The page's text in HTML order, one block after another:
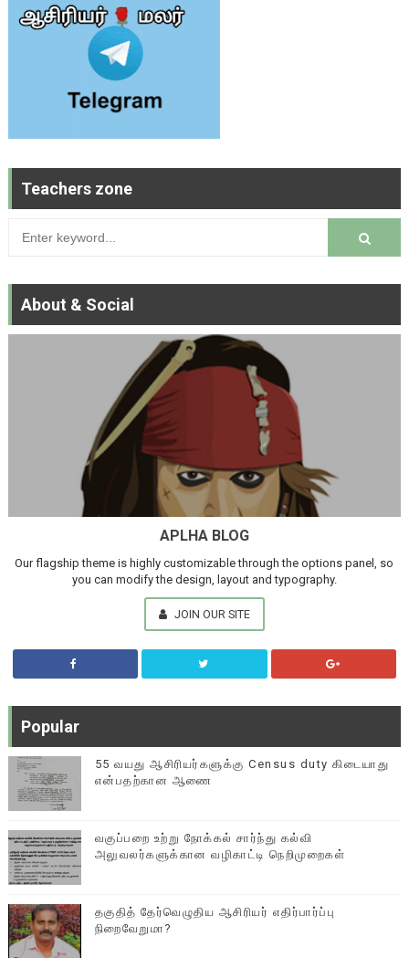
Teachers zone
About & Social
APLHA BLOG
Our flagship theme is highly customizable through the options panel, so
you can modify the design, layout and typography.
JOIN OUR SITE
Popular
55 வயது ஆசிரியர்களுக்கு Census duty கிடையாது
என்பதற்கான ஆணை
வகுப்பறை உற்று நோக்கல் சார்ந்து கல்வி
அலுவலர்களுக்கான வழிகாட்டி நெறிமுறைகள்
தகுதித் தேர்வெழுதிய ஆசிரியர் எதிர்பார்ப்பு
நிறைவேறுமா?